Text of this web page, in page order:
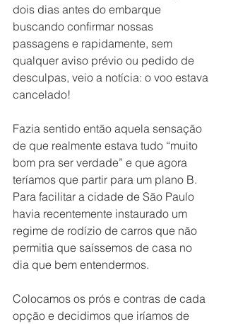
dois dias antes do embarque
buscando confirmar nossas
passagens e rapidamente, sem
qualquer aviso prévio ou pedido de
desculpas, veio a notícia: o voo estava
cancelado!
Fazia sentido então aquela sensação
de que realmente estava tudo “muito
bom pra ser verdade” e que agora
teríamos que partir para um plano B.
Para facilitar a cidade de São Paulo
havia recentemente instaurado um
regime de rodízio de carros que não
permitia que saíssemos de casa no
dia que bem entendermos.
Colocamos os prós e contras de cada
opção e decidimos que iríamos de